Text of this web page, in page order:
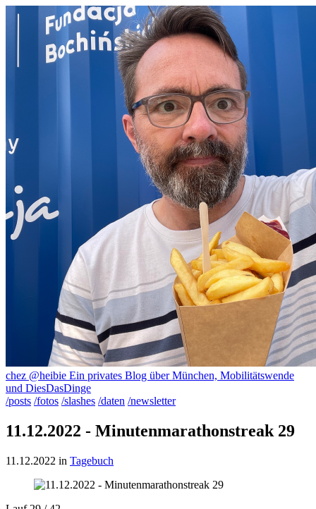
chez @heibie Ein privates Blog über München, Mobilitätswende
und DiesDasDinge
/posts /fotos /slashes /daten /newsletter
11.12.2022 - Minutenmarathonstreak 29
11.12.2022 in Tagebuch